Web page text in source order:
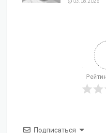
03.08.2026
Подписаться